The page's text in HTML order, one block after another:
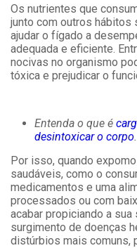
Os nutrientes que
junto com outros hábitos
ajudar o fígado a
adequada e eficiente.
nocivas no organismo
tóxica e prejudicar o
Entenda o que é
desintoxicar o corpo.
Por isso, quando
saudáveis, como o
medicamentos e uma
processados ou com
acabar propiciando a
surgimento de doenças
distúrbios mais comuns,